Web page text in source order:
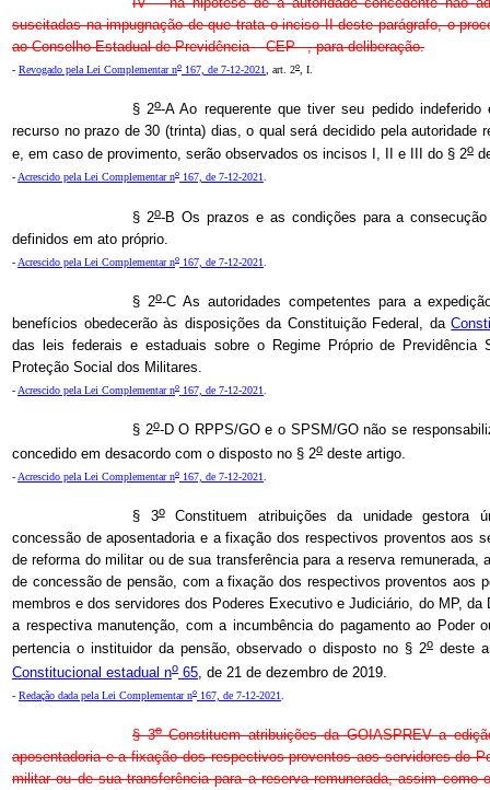
suscitadas na impugnação de que trata o inciso II deste parágrafo, o
ao Conselho Estadual de Previdência – CEP –, para deliberação.
- Revogado pela Lei Complementar no 167, de 7-12-2021 , art. 2o , I.
§ 2o-A Ao requerente que tiver seu pedido
recurso no prazo de 30 (trinta) dias, o qual será decidido pela autoridade
e, em caso de provimento, serão observados os incisos I, II e III do § 2o
-Acrescido pela Lei Complementar no 167, de 7-12-2021.
§ 2o-B Os prazos e as condições para a
definidos em ato próprio.
- Acrescido pela Lei Complementar no 167, de 7-12-2021
§ 2o-C As autoridades competentes para a
benefícios obedecerão às disposições da Constituição Federal, da
das leis federais e estaduais sobre o Regime Próprio de Previdência
Proteção Social dos Militares.
- Acrescido pela Lei Complementar no 167, de 7-12-2021
§ 2o-D O RPPS/GO e o SPSM/GO não se
concedido em desacordo com o disposto no § 2o deste artigo.
- Acrescido pela Lei Complementar no 167, de 7-12-2021
§ 3oConstituem atribuições da unidade gestora
concessão de aposentadoria e a fixação dos respectivos proventos aos
de reforma do militar ou de sua transferência para a reserva remunerada,
de concessão de pensão, com a fixação dos respectivos proventos aos
membros e dos servidores dos Poderes Executivo e Judiciário, do MP,
a respectiva manutenção, com a incumbência do pagamento ao Poder
pertencia o instituidor da pensão, observado o disposto no § 2odeste
Constitucional estadual no 65 , de 21 de dezembro de 2019.
- Redação dada pela Lei Complementar no 167, de 7-12-2021
§ 3oConstituem atribuições da GOIASPREV a
aposentadoria e a fixação dos respectivos proventos aos servidores do
militar ou de sua transferência para a reserva remunerada, assim como